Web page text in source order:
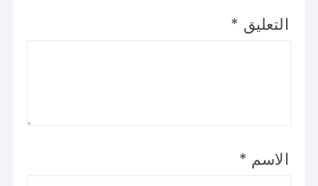
التعليق *
الاسم *